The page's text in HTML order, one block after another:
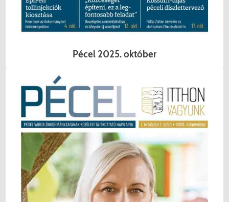
Pécel 2025. október